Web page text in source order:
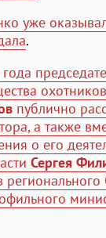
уже
.
публично
а также
о его
Сергея